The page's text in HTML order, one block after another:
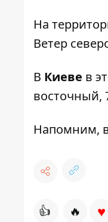
На
Ветер
В Киеве в
восточный,
Напомним,
👍 🔥 ♥